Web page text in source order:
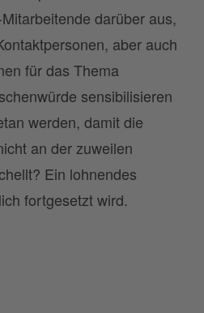
darüber aus,
aber auch
für das Thema
sensibilisieren
werden, damit die
an der zuweilen
Ein lohnendes
fortgesetzt wird.